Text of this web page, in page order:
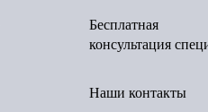
Бесплатная
консультация
Наши контакты